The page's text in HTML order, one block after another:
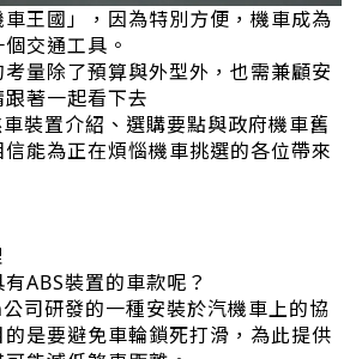
王國」，因為特別方便，機車成為
交通工具。
量除了預算與外型外，也需兼顧安
著一起看下去
裝置介紹、選購要點與政府機車舊
能為正在煩惱機車挑選的各位帶來
ABS裝置的車款呢？
司研發的一種安裝於汽機車上的協
是要避免車輪鎖死打滑，為此提供